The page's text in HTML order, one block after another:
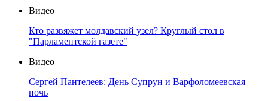
Видео
Кто развяжет молдавский узел? Круглый стол в
"Парламентской газете"
Видео
Сергей Пантелеев: День Супрун и Варфоломеевская
ночь